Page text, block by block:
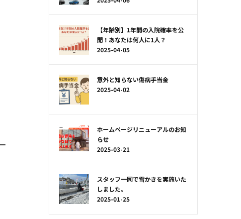
【年齢別】1年間の入院確率を公
開！あなたは何人に1人？
2025-04-05
意外と知らない傷病手当金
2025-04-02
ホームページリニューアルのお知
らせ
2025-03-21
スタッフ一同で雪かきを実施いた
しました。
2025-01-25